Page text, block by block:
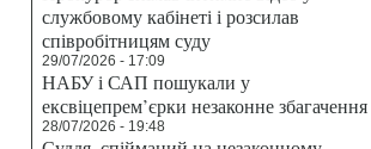
службовому кабінеті і розсилав
співробітницям суду
29/07/2026 - 17:09
НАБУ і САП пошукали у
ексвіцепрем’єрки незаконне збагачення
28/07/2026 - 19:48